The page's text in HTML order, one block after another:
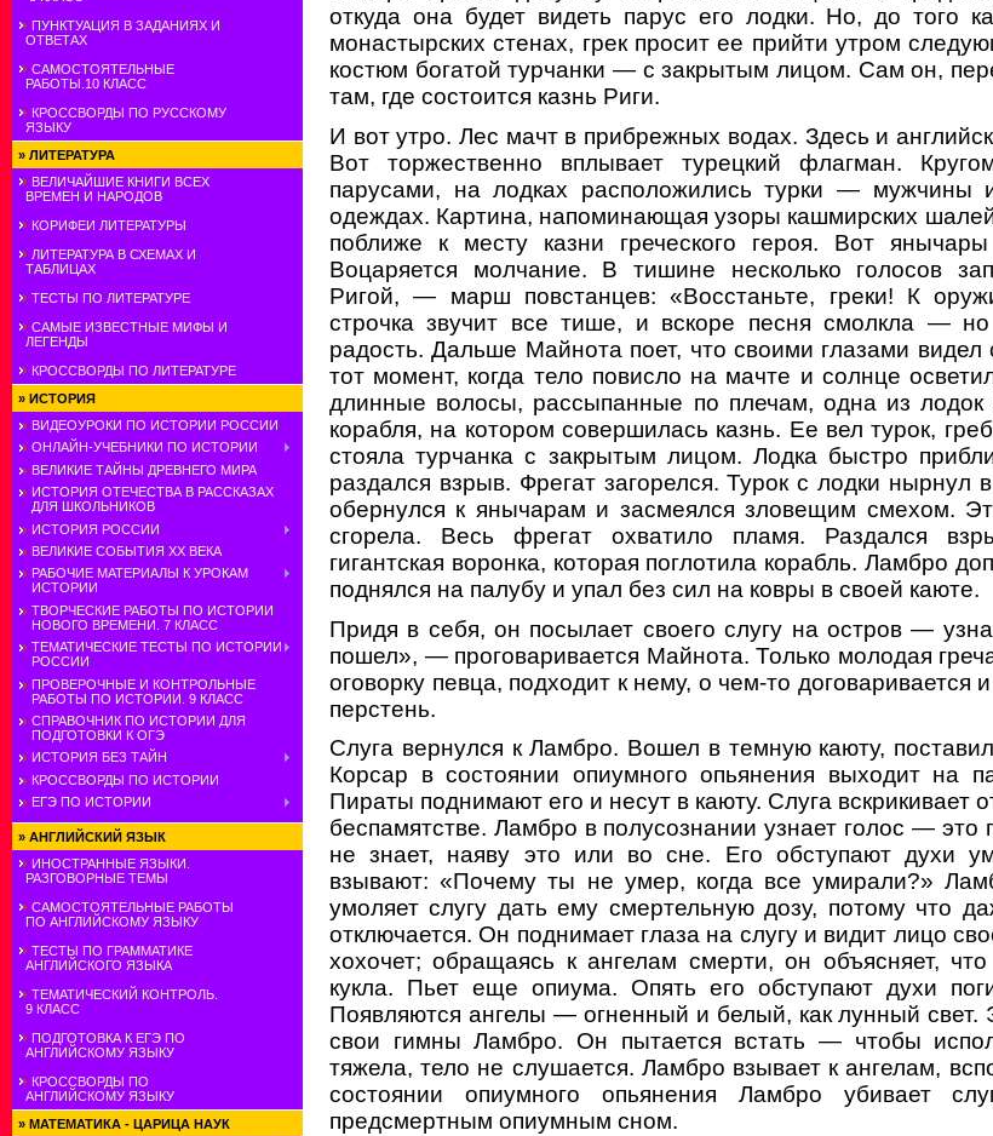
ПУНКТУАЦИЯ В ЗАДАНИЯХ И
ОТВЕТАХ
САМОСТОЯТЕЛЬНЫЕ
РАБОТЫ.10 КЛАСС
КРОССВОРДЫ ПО РУССКОМУ
ЯЗЫКУ
» ЛИТЕРАТУРА
ВЕЛИЧАЙШИЕ КНИГИ ВСЕХ
ВРЕМЕН И НАРОДОВ
КОРИФЕИ ЛИТЕРАТУРЫ
ЛИТЕРАТУРА В СХЕМАХ И
ТАБЛИЦАХ
ТЕСТЫ ПО ЛИТЕРАТУРЕ
САМЫЕ ИЗВЕСТНЫЕ МИФЫ И
ЛЕГЕНДЫ
КРОССВОРДЫ ПО ЛИТЕРАТУРЕ
» ИСТОРИЯ
ВИДЕОУРОКИ ПО ИСТОРИИ РОССИИ
ОНЛАЙН-УЧЕБНИКИ ПО ИСТОРИИ
ВЕЛИКИЕ ТАЙНЫ ДРЕВНЕГО МИРА
ИСТОРИЯ ОТЕЧЕСТВА В РАССКАЗАХ
ДЛЯ ШКОЛЬНИКОВ
ИСТОРИЯ РОССИИ
ВЕЛИКИЕ СОБЫТИЯ ХХ ВЕКА
РАБОЧИЕ МАТЕРИАЛЫ К УРОКАМ
ИСТОРИИ
ТВОРЧЕСКИЕ РАБОТЫ ПО ИСТОРИИ
НОВОГО ВРЕМЕНИ. 7 КЛАСС
ТЕМАТИЧЕСКИЕ ТЕСТЫ ПО ИСТОРИИ
РОССИИ
ПРОВЕРОЧНЫЕ И КОНТРОЛЬНЫЕ
РАБОТЫ ПО ИСТОРИИ. 9 КЛАСС
СПРАВОЧНИК ПО ИСТОРИИ ДЛЯ
ПОДГОТОВКИ К ОГЭ
ИСТОРИЯ БЕЗ ТАЙН
КРОССВОРДЫ ПО ИСТОРИИ
ЕГЭ ПО ИСТОРИИ
» АНГЛИЙСКИЙ ЯЗЫК
ИНОСТРАННЫЕ ЯЗЫКИ.
РАЗГОВОРНЫЕ ТЕМЫ
САМОСТОЯТЕЛЬНЫЕ РАБОТЫ
ПО АНГЛИЙСКОМУ ЯЗЫКУ
ТЕСТЫ ПО ГРАММАТИКЕ
АНГЛИЙСКОГО ЯЗЫКА
ТЕМАТИЧЕСКИЙ КОНТРОЛЬ.
9 КЛАСС
ПОДГОТОВКА К ЕГЭ ПО
АНГЛИЙСКОМУ ЯЗЫКУ
КРОССВОРДЫ ПО
АНГЛИЙСКОМУ ЯЗЫКУ
» МАТЕМАТИКА - ЦАРИЦА НАУК
откуда она будет видеть парус его лодки. Но, до того
монастырских стенах, грек просит ее прийти утром
костюм богатой турчанки — с закрытым лицом. Сам он,
там, где состоится казнь Риги.
И вот утро. Лес мачт в прибрежных водах. Здесь и
Вот торжественно вплывает турецкий флагман.
парусами, на лодках расположились турки —
одеждах. Картина, напоминающая узоры кашмирских
поближе к месту казни греческого героя. Вот
Воцаряется молчание. В тишине несколько голосов
Ригой, — марш повстанцев: «Восстаньте, греки! К
строчка звучит все тише, и вскоре песня смолкла —
радость. Дальше Майнота поет, что своими глазами
тот момент, когда тело повисло на мачте и солнце
длинные волосы, рассыпанные по плечам, одна из лодок
корабля, на котором совершилась казнь. Ее вел турок,
стояла турчанка с закрытым лицом. Лодка быстро
раздался взрыв. Фрегат загорелся. Турок с лодки нырнул
обернулся к янычарам и засмеялся зловещим смехом.
сгорела. Весь фрегат охватило пламя. Раздался
гигантская воронка, которая поглотила корабль. Ламбро
поднялся на палубу и упал без сил на ковры в своей каюте.
Придя в себя, он посылает своего слугу на остров —
пошел», — проговаривается Майнота. Только молодая
оговорку певца, подходит к нему, о чем-то договаривается
перстень.
Слуга вернулся к Ламбро. Вошел в темную каюту,
Корсар в состоянии опиумного опьянения выходит на
Пираты поднимают его и несут в каюту. Слуга вскрикивает
беспамятстве. Ламбро в полусознании узнает голос — это
не знает, наяву это или во сне. Его обступают духи
взывают: «Почему ты не умер, когда все умирали?»
умоляет слугу дать ему смертельную дозу, потому что
отключается. Он поднимает глаза на слугу и видит лицо
хохочет; обращаясь к ангелам смерти, он объясняет,
кукла. Пьет еще опиума. Опять его обступают духи
Появляются ангелы — огненный и белый, как лунный свет.
свои гимны Ламбро. Он пытается встать — чтобы
тяжела, тело не слушается. Ламбро взывает к ангелам,
состоянии опиумного опьянения Ламбро убивает
предсмертным опиумным сном.